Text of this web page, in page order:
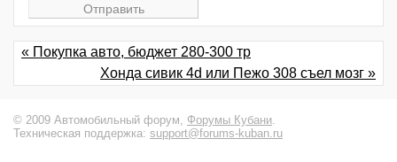
« Покупка авто, бюджет 280-300 тр
Хонда сивик 4d или Пежо 308 съел мозг »
© 2009 Автомобильный форум, Форумы Кубани
Техническая поддержка: support@forums-kuban.ru